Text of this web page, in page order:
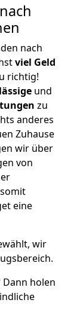
nach
viel Geld
richtig!
und
zu
anderes
Zuhause
wir über
von
eine
wir
Dann holen